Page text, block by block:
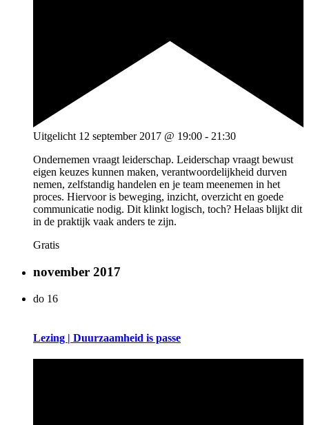
Uitgelicht 12 september 2017 @ 19:00 - 21:30
Ondernemen vraagt leiderschap. Leiderschap vraagt bewust
eigen keuzes kunnen maken, verantwoordelijkheid durven
nemen, zelfstandig handelen en je team meenemen in het
proces. Hiervoor is beweging, inzicht, overzicht en goede
communicatie nodig. Dit klinkt logisch, toch? Helaas blijkt dit
in de praktijk vaak anders te zijn.
Gratis
november 2017
do 16
Lezing | Duurzaamheid is passe